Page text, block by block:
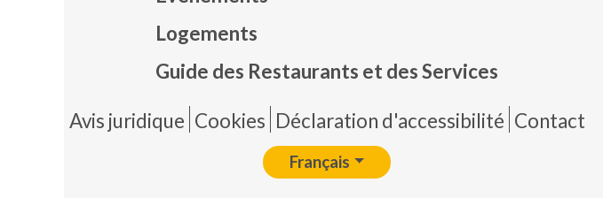
Logements
Guide des Restaurants et des Services
Pie de página
Avis juridique Cookies Déclaration d'accessibilité Contact
Français